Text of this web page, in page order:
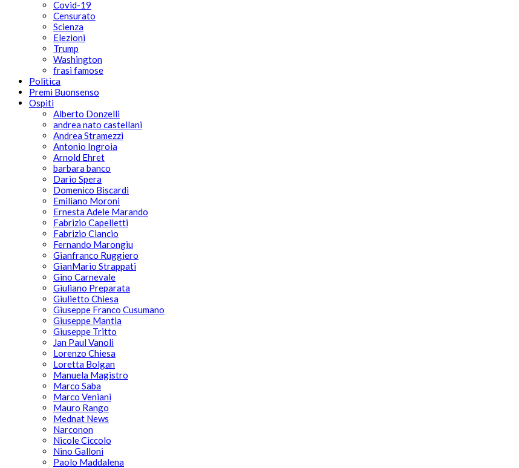
Covid-19
Censurato
Scienza
Elezioni
Trump
Washington
frasi famose
Politica
Premi Buonsenso
Ospiti
Alberto Donzelli
andrea nato castellani
Andrea Stramezzi
Antonio Ingroia
Arnold Ehret
barbara banco
Dario Spera
Domenico Biscardi
Emiliano Moroni
Ernesta Adele Marando
Fabrizio Capelletti
Fabrizio Ciancio
Fernando Marongiu
Gianfranco Ruggiero
GianMario Strappati
Gino Carnevale
Giuliano Preparata
Giulietto Chiesa
Giuseppe Franco Cusumano
Giuseppe Mantia
Giuseppe Tritto
Jan Paul Vanoli
Lorenzo Chiesa
Loretta Bolgan
Manuela Magistro
Marco Saba
Marco Veniani
Mauro Rango
Mednat News
Narconon
Nicole Ciccolo
Nino Galloni
Paolo Maddalena